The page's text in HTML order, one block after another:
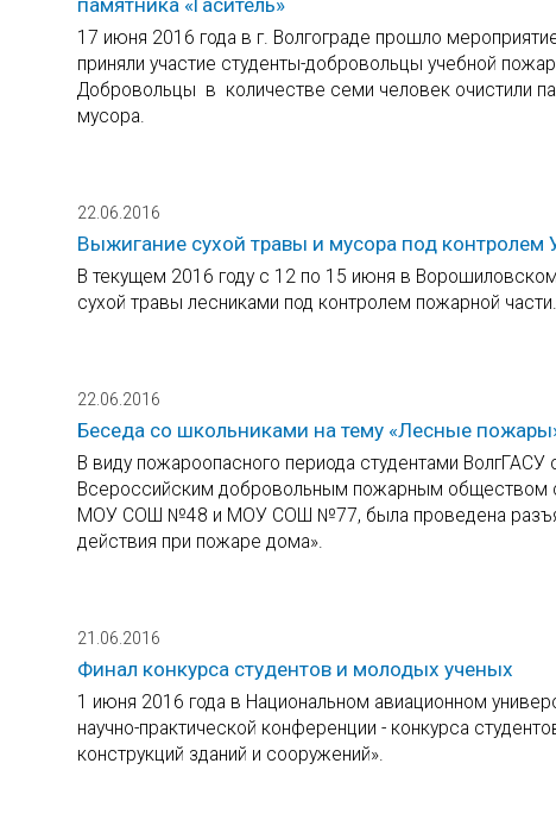
17 июня 2016 года в г. Волгограде прошло
приняли участие студенты-добровольцы учебной
Добровольцы в количестве семи человек очистили
мусора.
22.06.2016
Выжигание сухой травы и мусора под контролем
В текущем 2016 году с 12 по 15 июня в
сухой травы лесниками под контролем пожарной части.
22.06.2016
Беседа со школьниками на тему «Лесные
В виду пожароопасного периода студентами
Всероссийским добровольным пожарным обществом
МОУ СОШ №48 и МОУ СОШ №77, была проведена
действия при пожаре дома».
21.06.2016
Финал конкурса студентов и молодых ученых
1 июня 2016 года в Национальном авиационном
научно-практической конференции - конкурса
конструкций зданий и сооружений».